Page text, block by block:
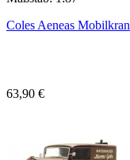
Coles Aeneas Mobilkran
63,90 €